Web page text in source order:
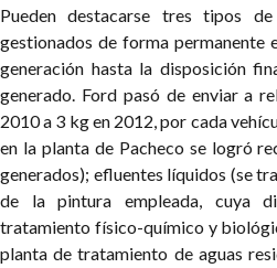
Pueden destacarse tres tipos
gestionados de forma permanente
generación hasta la disposición
generado. Ford pasó de enviar a
2010 a 3 kg en 2012, por cada
en la planta de Pacheco se logró
generados); efluentes líquidos (se
de la pintura empleada, cuya
tratamiento físico-químico y
planta de tratamiento de aguas